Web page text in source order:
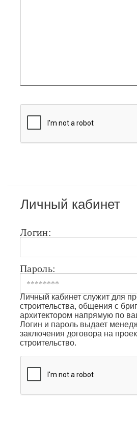
Личный кабинет
Логин:
Пароль:
Личный кабинет служит для
строительства, общения с
архитектором напрямую по
Логин и пароль выдает
заключения договора на
строительство.